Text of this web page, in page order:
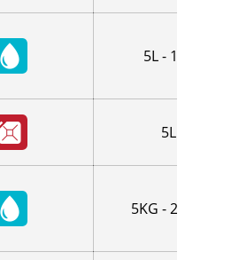
5L - 10L
5L
5KG - 20KG